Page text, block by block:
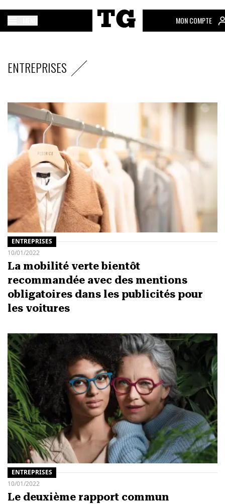
MON COMPTE
ENTREPRISES
ENTREPRISES
10/01/2022
La mobilité verte bientôt
recommandée avec des mentions
obligatoires dans les publicités pour
les voitures
ENTREPRISES
10/01/2022
Le deuxième rapport commun